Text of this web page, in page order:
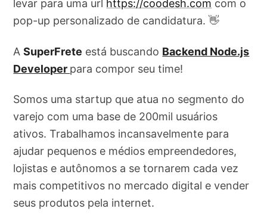
levar para uma url https://coodesh.com com o
pop-up personalizado de candidatura. 👋
ASuperFrete está buscando Backend Node.js
Developer para compor seu time!
Somos uma startup que atua no segmento do
varejo com uma base de 200mil usuários
ativos. Trabalhamos incansavelmente para
ajudar pequenos e médios empreendedores,
lojistas e autônomos a se tornarem cada vez
mais competitivos no mercado digital e vender
seus produtos pela internet.